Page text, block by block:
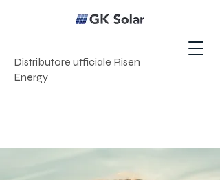
Distributore ufficiale Risen
Energy